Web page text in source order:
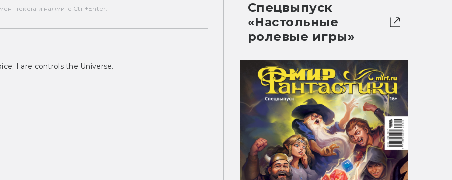
текста и нажмите Ctrl+Enter.
I are controls the Universe.
Спецвыпуск
«Настольные
ролевые игры»